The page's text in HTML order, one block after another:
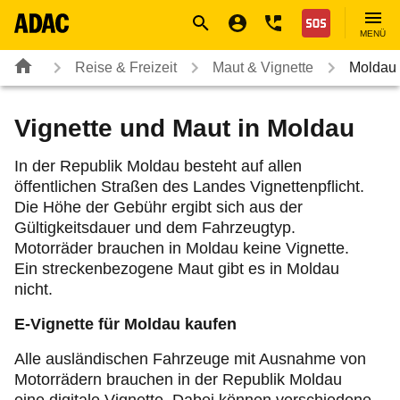
Nothilfe
MENÜ
Reise & Freizeit Maut & Vignette Moldau
Vignette und Maut in Moldau
In der Republik Moldau besteht auf allen
öffentlichen Straßen des Landes Vignettenpflicht.
Die Höhe der Gebühr ergibt sich aus der
Gültigkeitsdauer und dem Fahrzeugtyp.
Motorräder brauchen in Moldau keine Vignette.
Ein streckenbezogene Maut gibt es in Moldau
nicht.
E-Vignette für Moldau kaufen
Alle ausländischen Fahrzeuge mit Ausnahme von
Motorrädern brauchen in der Republik Moldau